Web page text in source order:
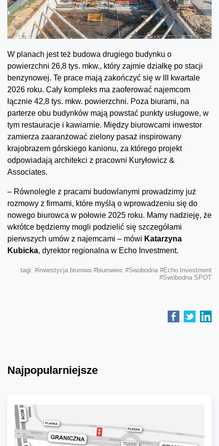
W planach jest też budowa drugiego budynku o
powierzchni 26,8 tys. mkw., który zajmie działkę po stacji
benzynowej. Te prace mają zakończyć się w III kwartale
2026 roku. Cały kompleks ma zaoferować najemcom
łącznie 42,8 tys. mkw. powierzchni. Poza biurami, na
parterze obu budynków mają powstać punkty usługowe, w
tym restauracje i kawiarnie. Między biurowcami inwestor
zamierza zaaranżować zielony pasaż inspirowany
krajobrazem górskiego kanionu, za którego projekt
odpowiadają architekci z pracowni Kuryłowicz &
Associates.
– Równolegle z pracami budowlanymi prowadzimy już
rozmowy z firmami, które myślą o wprowadzeniu się do
nowego biurowca w połowie 2025 roku. Mamy nadzieję, że
wkrótce będziemy mogli podzielić się szczegółami
pierwszych umów z najemcami – mówi Katarzyna
Kubicka, dyrektor regionalna w Echo Investment.
tagi: #inwestycja biurowa #biurowiec #Swobodna #Echo Investment
#Swobodna SPOT
Najpopularniejsze